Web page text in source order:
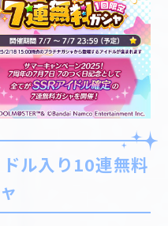
ル入り10連無料